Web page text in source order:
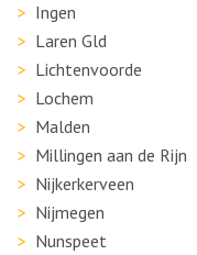
Ingen
Laren Gld
Lichtenvoorde
Lochem
Malden
Millingen aan de Rijn
Nijkerkerveen
Nijmegen
Nunspeet